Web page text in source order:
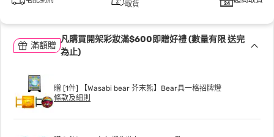
取貨
滿額贈
凡購買開架彩妝滿$600即贈好禮 (數量有限 送完
為止)
贈 [1件] 【Wasabi bear 芥末熊】Bear具一格招牌燈
條款及細則